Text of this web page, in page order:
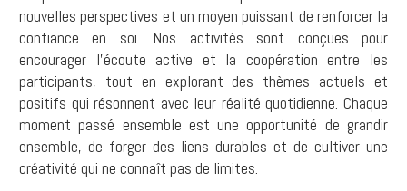
nouvelles perspectives et un moyen puissant de renforcer la
confiance en soi. Nos activités sont conçues pour
encourager l'écoute active et la coopération entre les
participants, tout en explorant des thèmes actuels et
positifs qui résonnent avec leur réalité quotidienne. Chaque
moment passé ensemble est une opportunité de grandir
ensemble, de forger des liens durables et de cultiver une
créativité qui ne connaît pas de limites.